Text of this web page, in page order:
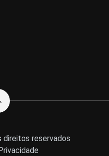
direitos reservados